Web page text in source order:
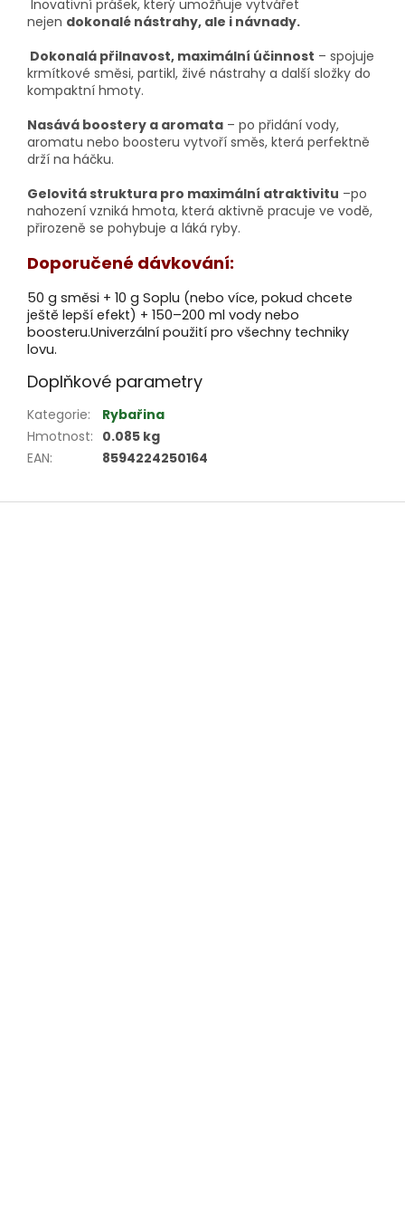
Inovativní prášek, který umožňuje vytvářet
nejen dokonalé nástrahy, ale i návnady.
Dokonalá přilnavost, maximální účinnost – spojuje
krmítkové směsi, partikl, živé nástrahy a další složky do
kompaktní hmoty.
Nasává boostery a aromata – po přidání vody,
aromatu nebo boosteru vytvoří směs, která perfektně
drží na háčku.
Gelovitá struktura pro maximální atraktivitu –po
nahození vzniká hmota, která aktivně pracuje ve vodě,
přirozeně se pohybuje a láká ryby.
Doporučené dávkování:
50 g směsi + 10 g Soplu (nebo více, pokud chcete
ještě lepší efekt) + 150–200 ml vody nebo
boosteru.Univerzální použití pro všechny techniky
lovu.
Doplňkové parametry
Kategorie:
Rybařina
Hmotnost: 0.085 kg
EAN: 8594224250164
Z